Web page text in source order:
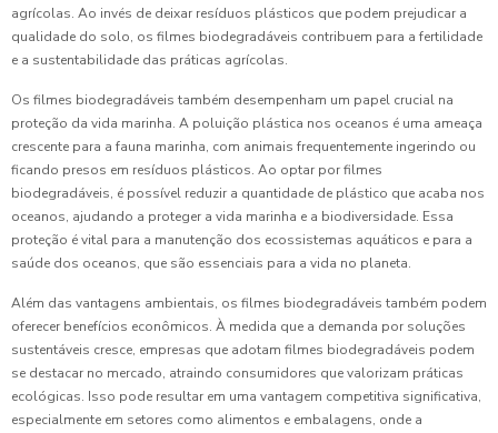
agrícolas. Ao invés de deixar resíduos plásticos que podem prejudicar a
qualidade do solo, os filmes biodegradáveis contribuem para a fertilidade
e a sustentabilidade das práticas agrícolas.
Os filmes biodegradáveis também desempenham um papel crucial na
proteção da vida marinha. A poluição plástica nos oceanos é uma ameaça
crescente para a fauna marinha, com animais frequentemente ingerindo ou
ficando presos em resíduos plásticos. Ao optar por filmes
biodegradáveis, é possível reduzir a quantidade de plástico que acaba nos
oceanos, ajudando a proteger a vida marinha e a biodiversidade. Essa
proteção é vital para a manutenção dos ecossistemas aquáticos e para a
saúde dos oceanos, que são essenciais para a vida no planeta.
Além das vantagens ambientais, os filmes biodegradáveis também podem
oferecer benefícios econômicos. À medida que a demanda por soluções
sustentáveis cresce, empresas que adotam filmes biodegradáveis podem
se destacar no mercado, atraindo consumidores que valorizam práticas
ecológicas. Isso pode resultar em uma vantagem competitiva significativa,
especialmente em setores como alimentos e embalagens, onde a